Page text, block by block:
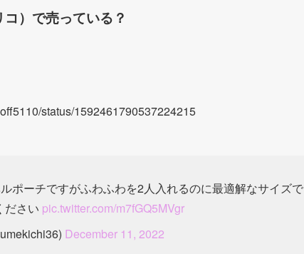
）で売っている？
status/1592461790537224215
ポーチですがふわふわを2人入れるのに最適解なサイズで
ださい pic.twitter.com/m7fGQ5MVgr
December 11, 2022